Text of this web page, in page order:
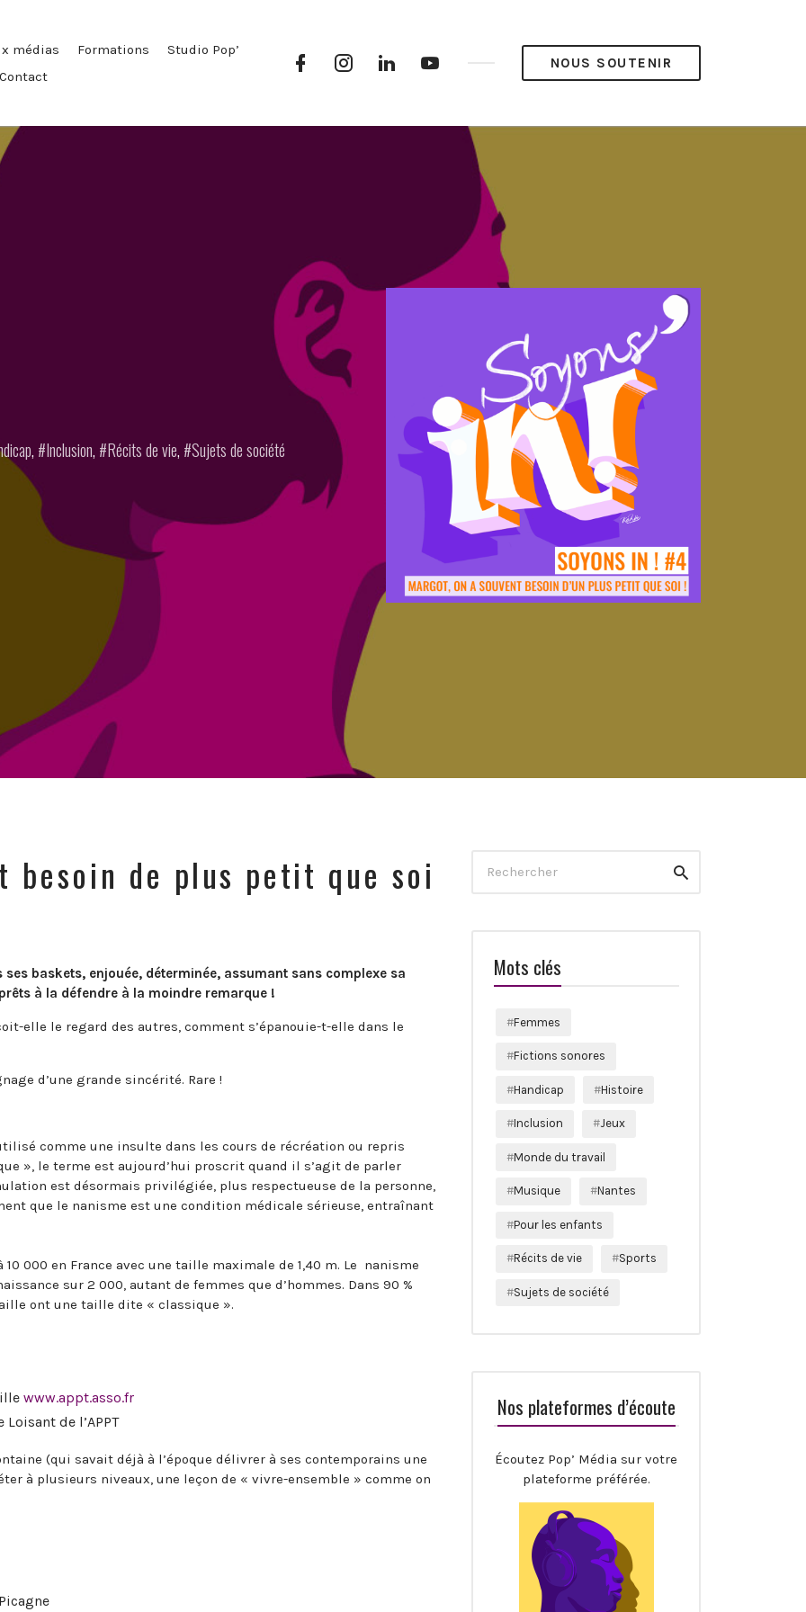
médias Formations
Studio Pop’
Contact
Facebook
Pop’
Instagram
Pop’
LinkedIn
Pop’
NOUS SOUTENIR
, Inclusion, Récits de vie, Sujets de société
besoin de plus petit que soi
baskets, enjouée, déterminée, assumant sans complexe sa
à la défendre à la moindre remarque !
elle le regard des autres, comment s’épanouie-t-elle dans le
d’une grande sincérité. Rare !
comme une insulte dans les cours de récréation ou repris
», le terme est aujourd’hui proscrit quand il s’agit de parler
est désormais privilégiée, plus respectueuse de la personne,
que le nanisme est une condition médicale sérieuse, entraînant
000 en France avec une taille maximale de 1,40 m. Le nanisme
sur 2 000, autant de femmes que d’hommes. Dans 90 %
ont une taille dite « classique ».
www.appt.asso.fr
de l’APPT
(qui savait déjà à l’époque délivrer à ses contemporains une
à plusieurs niveaux, une leçon de « vivre-ensemble » comme on
for:
Rechercher
Mots clés
Femmes
Fictions sonores
Handicap Histoire
Inclusion Jeux
Monde du travail
Musique Nantes
Pour les enfants
Récits de vie Sports
Sujets de société
Nos plateformes d’écoute
Écoutez Pop’ Média sur votre
plateforme préférée.